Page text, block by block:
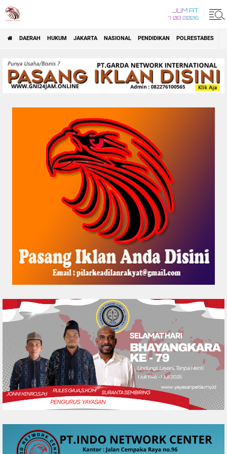
JUM'AT
7 08 2026
DAERAH HUKUM JAKARTA NASIONAL PENDIDIKAN POLRESTABES